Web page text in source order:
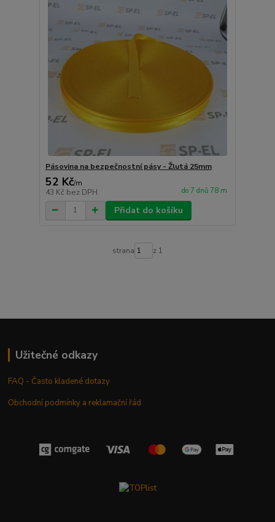
Pásovina na bezpečnostní pásy - Žlutá 25mm
52 Kč/m
43 Kč bez DPH do 7 dnů 78 m
Přidat do košíku
strana z 1
Užitečné odkazy
FAQ - Často kladené dotazy
Obchodní podmínky a reklamační řád